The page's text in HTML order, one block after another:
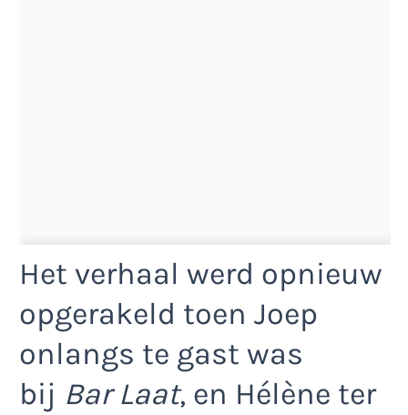
Het verhaal werd opnieuw
opgerakeld toen Joep
onlangs te gast was
bij Bar Laat, en Hélène ter